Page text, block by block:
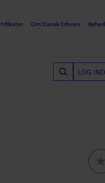
Om Dansk Erhverv
LOG IND